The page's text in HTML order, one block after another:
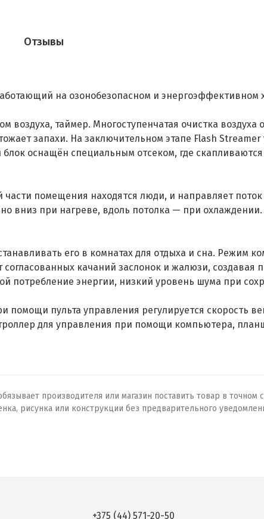
Отзывы
на озонобезопасном и энергоэффективном
воздуха, таймер. Многоступенчатая очистка
запахи. На заключительном этапе Flash
оснащён специальным отсеком, где
помещения находятся люди, и направляет поток
вниз при нагреве, вдоль потолка — при
его в комнатах для отдыха и сна. Режим
качаний заслонок и жалюзи, создавая
потребление энергии, низкий уровень шума при
помощи пульта управления регулируется скорость
для управления при помощи компьютера,
производителя или магазин поставить товар в точном
рисунка или конструкции без предварительного
+375 (44) 571-20-50